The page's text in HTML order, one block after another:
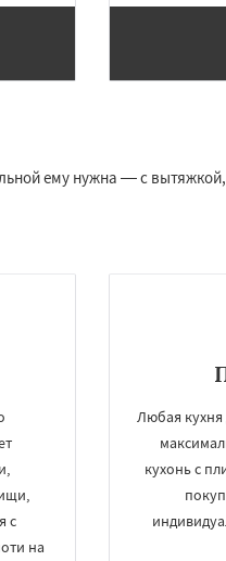
ему нужна — с
с
на
Любая кухня
кухонь с